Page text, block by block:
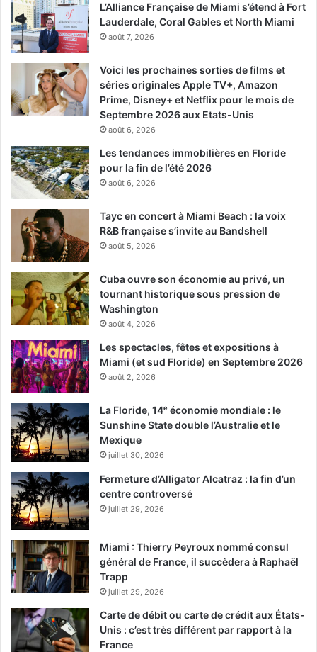
L’Alliance Française de Miami s’étend à Fort
Lauderdale, Coral Gables et North Miami
août 7, 2026
Voici les prochaines sorties de films et
séries originales Apple TV+, Amazon
Prime, Disney+ et Netflix pour le mois de
Septembre 2026 aux Etats-Unis
août 6, 2026
Les tendances immobilières en Floride
pour la fin de l’été 2026
août 6, 2026
Tayc en concert à Miami Beach : la voix
R&B française s’invite au Bandshell
août 5, 2026
Cuba ouvre son économie au privé, un
tournant historique sous pression de
Washington
août 4, 2026
Les spectacles, fêtes et expositions à
Miami (et sud Floride) en Septembre 2026
août 2, 2026
La Floride, 14ᵉ économie mondiale : le
Sunshine State double l’Australie et le
Mexique
juillet 30, 2026
Fermeture d’Alligator Alcatraz : la fin d’un
centre controversé
juillet 29, 2026
Miami : Thierry Peyroux nommé consul
général de France, il succèdera à Raphaël
Trapp
juillet 29, 2026
Carte de débit ou carte de crédit aux États-
Unis : c’est très différent par rapport à la
France